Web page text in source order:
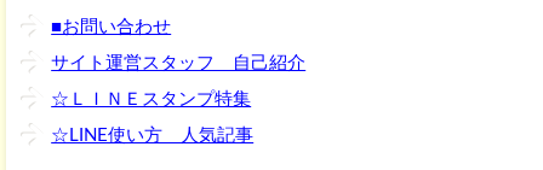
■お問い合わせ
サイト運営スタッフ 自己紹介
☆ＬＩＮＥスタンプ特集
☆LINE使い方 人気記事